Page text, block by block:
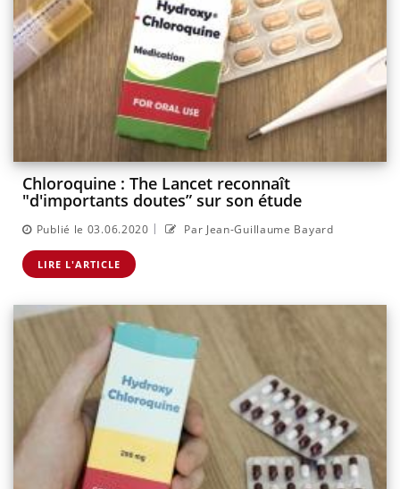
Chloroquine : The Lancet reconnaît
"d'importants doutes” sur son étude
Publié le 03.06.2020 | Par Jean-Guillaume Bayard
LIRE L'ARTICLE